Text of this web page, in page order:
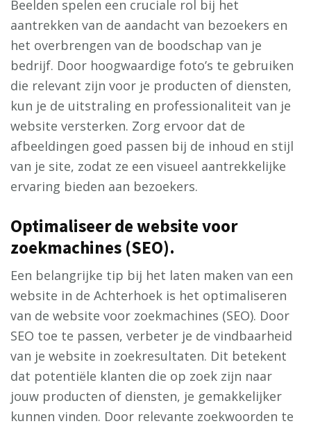
Beelden spelen een cruciale rol bij het
aantrekken van de aandacht van bezoekers en
het overbrengen van de boodschap van je
bedrijf. Door hoogwaardige foto’s te gebruiken
die relevant zijn voor je producten of diensten,
kun je de uitstraling en professionaliteit van je
website versterken. Zorg ervoor dat de
afbeeldingen goed passen bij de inhoud en stijl
van je site, zodat ze een visueel aantrekkelijke
ervaring bieden aan bezoekers.
Optimaliseer de website voor
zoekmachines (SEO).
Een belangrijke tip bij het laten maken van een
website in de Achterhoek is het optimaliseren
van de website voor zoekmachines (SEO). Door
SEO toe te passen, verbeter je de vindbaarheid
van je website in zoekresultaten. Dit betekent
dat potentiële klanten die op zoek zijn naar
jouw producten of diensten, je gemakkelijker
kunnen vinden. Door relevante zoekwoorden te